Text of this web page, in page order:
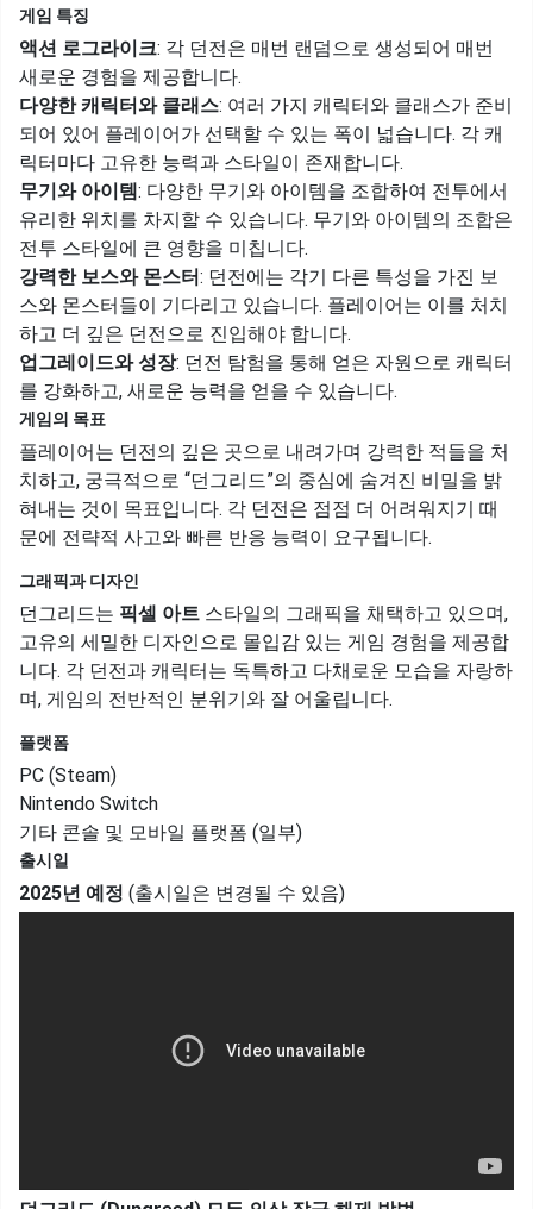
게임 특징
액션 로그라이크: 각 던전은 매번 랜덤으로 생성되어 매번
새로운 경험을 제공합니다.
다양한 캐릭터와 클래스: 여러 가지 캐릭터와 클래스가 준비
되어 있어 플레이어가 선택할 수 있는 폭이 넓습니다. 각 캐
릭터마다 고유한 능력과 스타일이 존재합니다.
무기와 아이템: 다양한 무기와 아이템을 조합하여 전투에서
유리한 위치를 차지할 수 있습니다. 무기와 아이템의 조합은
전투 스타일에 큰 영향을 미칩니다.
강력한 보스와 몬스터: 던전에는 각기 다른 특성을 가진 보
스와 몬스터들이 기다리고 있습니다. 플레이어는 이를 처치
하고 더 깊은 던전으로 진입해야 합니다.
업그레이드와 성장: 던전 탐험을 통해 얻은 자원으로 캐릭터
를 강화하고, 새로운 능력을 얻을 수 있습니다.
게임의 목표
플레이어는 던전의 깊은 곳으로 내려가며 강력한 적들을 처
치하고, 궁극적으로 “던그리드”의 중심에 숨겨진 비밀을 밝
혀내는 것이 목표입니다. 각 던전은 점점 더 어려워지기 때
문에 전략적 사고와 빠른 반응 능력이 요구됩니다.
그래픽과 디자인
던그리드는 픽셀 아트 스타일의 그래픽을 채택하고 있으며,
고유의 세밀한 디자인으로 몰입감 있는 게임 경험을 제공합
니다. 각 던전과 캐릭터는 독특하고 다채로운 모습을 자랑하
며, 게임의 전반적인 분위기와 잘 어울립니다.
플랫폼
PC (Steam)
Nintendo Switch
기타 콘솔 및 모바일 플랫폼 (일부)
출시일
2025년 예정 (출시일은 변경될 수 있음)